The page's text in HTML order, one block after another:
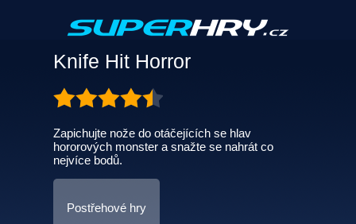
Knife Hit Horror
Zapichujte nože do otáčejících se hlav
hororových monster a snažte se nahrát co
nejvíce bodů.
Postřehové hry